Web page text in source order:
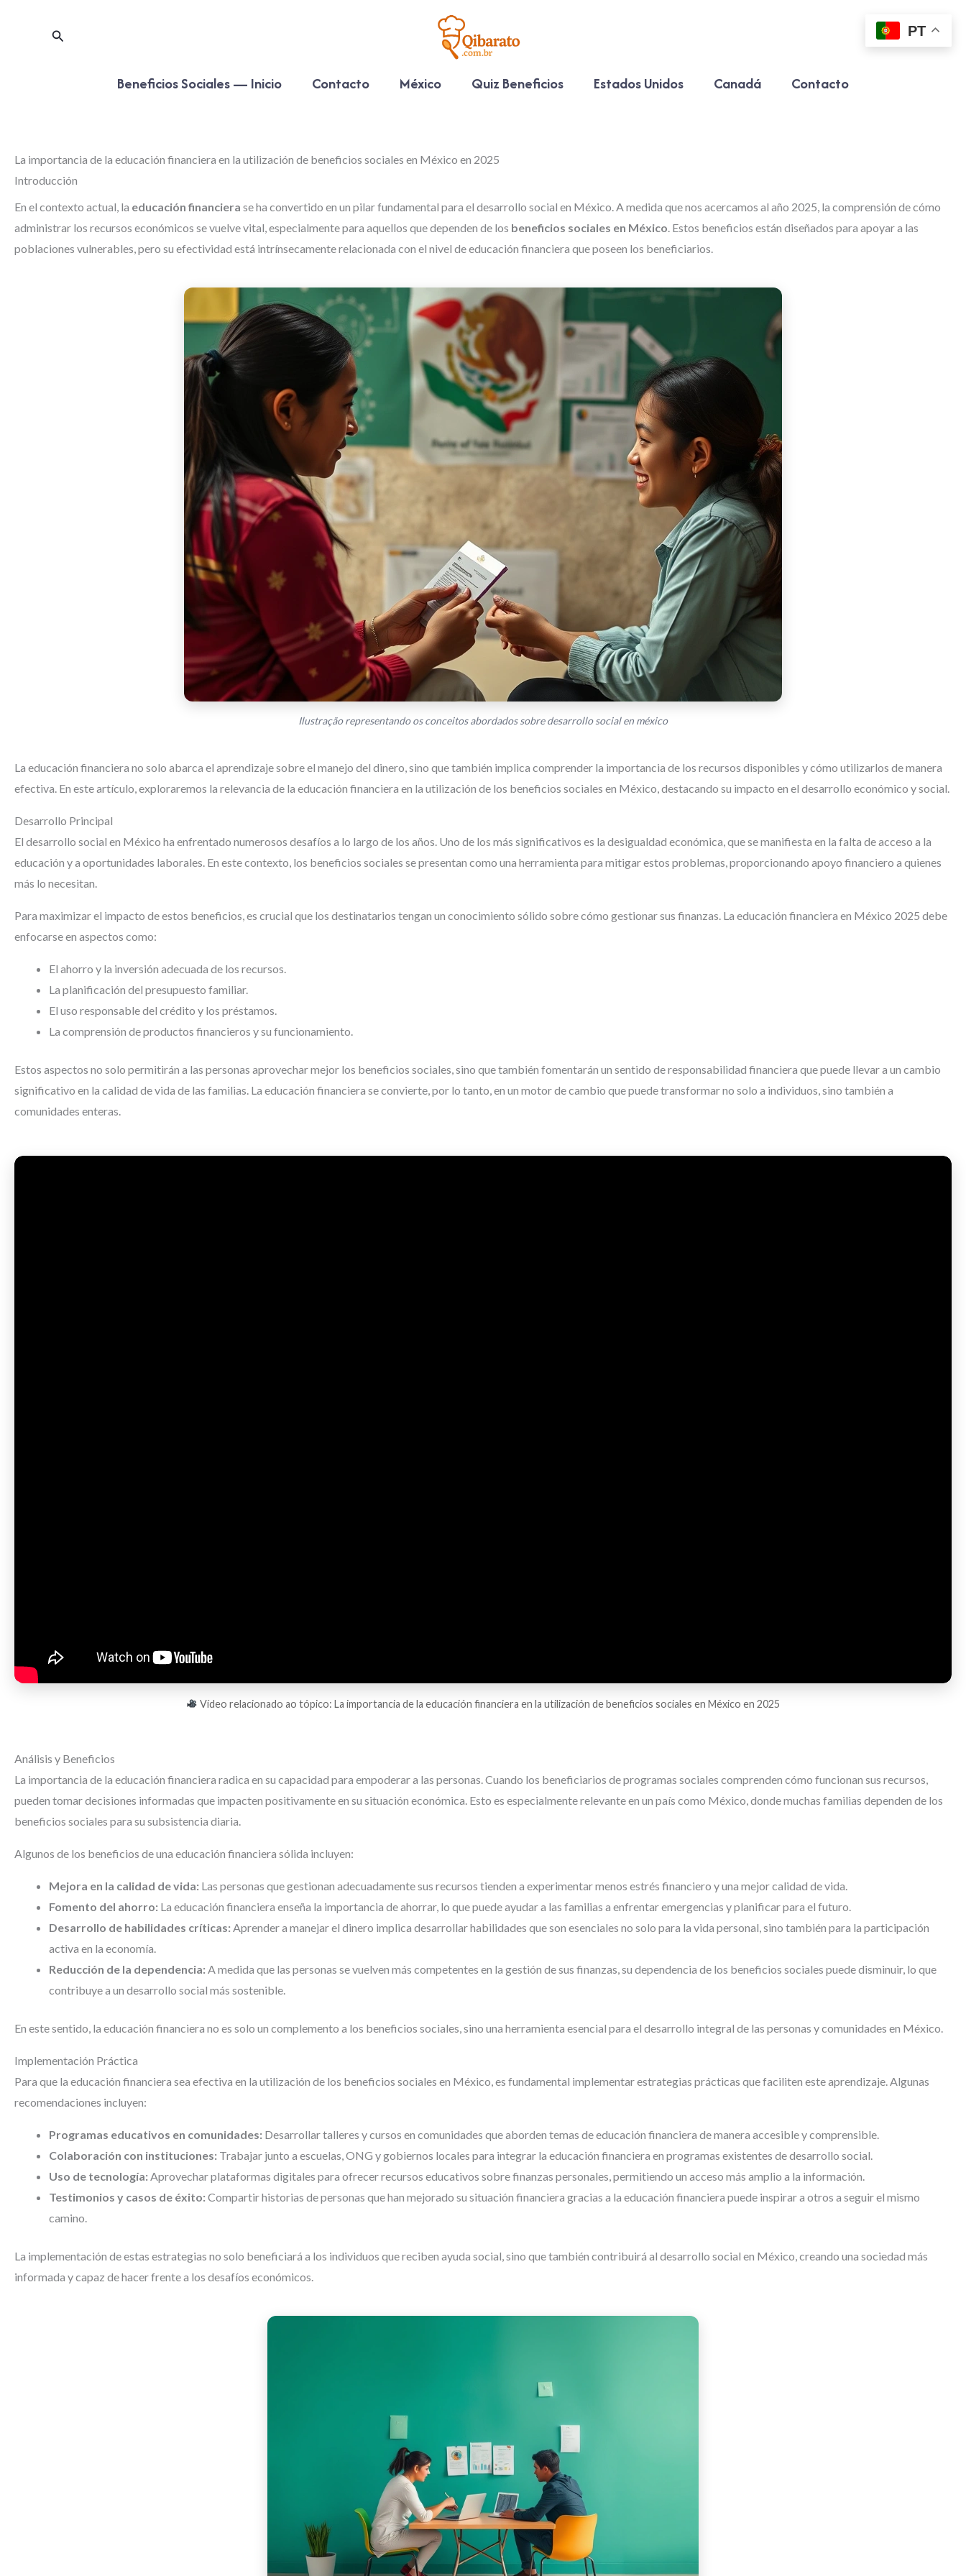
Pesquisar
Beneficios Sociales — Inicio Contacto México Quiz Beneficios Estados Unidos Canadá Contacto
La importancia de la educación financiera en la utilización de beneficios sociales en México en 2025
Introducción
En el contexto actual, la educación financiera se ha convertido en un pilar fundamental para el desarrollo social en México. A medida que nos acercamos al año 2025, la comprensión de cómo
administrar los recursos económicos se vuelve vital, especialmente para aquellos que dependen de los beneficios sociales en México. Estos beneficios están diseñados para apoyar a las
poblaciones vulnerables, pero su efectividad está intrínsecamente relacionada con el nivel de educación financiera que poseen los beneficiarios.
Ilustração representando os conceitos abordados sobre desarrollo social en méxico
La educación financiera no solo abarca el aprendizaje sobre el manejo del dinero, sino que también implica comprender la importancia de los recursos disponibles y cómo utilizarlos de manera
efectiva. En este artículo, exploraremos la relevancia de la educación financiera en la utilización de los beneficios sociales en México, destacando su impacto en el desarrollo económico y social.
Desarrollo Principal
El desarrollo social en México ha enfrentado numerosos desafíos a lo largo de los años. Uno de los más significativos es la desigualdad económica, que se manifiesta en la falta de acceso a la
educación y a oportunidades laborales. En este contexto, los beneficios sociales se presentan como una herramienta para mitigar estos problemas, proporcionando apoyo financiero a quienes
más lo necesitan.
Para maximizar el impacto de estos beneficios, es crucial que los destinatarios tengan un conocimiento sólido sobre cómo gestionar sus finanzas. La educación financiera en México 2025 debe
enfocarse en aspectos como:
El ahorro y la inversión adecuada de los recursos.
La planificación del presupuesto familiar.
El uso responsable del crédito y los préstamos.
La comprensión de productos financieros y su funcionamiento.
Estos aspectos no solo permitirán a las personas aprovechar mejor los beneficios sociales, sino que también fomentarán un sentido de responsabilidad financiera que puede llevar a un cambio
significativo en la calidad de vida de las familias. La educación financiera se convierte, por lo tanto, en un motor de cambio que puede transformar no solo a individuos, sino también a
comunidades enteras.
Vídeo relacionado ao tópico: La importancia de la educación financiera en la utilización de beneficios sociales en México en 2025
Análisis y Beneficios
La importancia de la educación financiera radica en su capacidad para empoderar a las personas. Cuando los beneficiarios de programas sociales comprenden cómo funcionan sus recursos,
pueden tomar decisiones informadas que impacten positivamente en su situación económica. Esto es especialmente relevante en un país como México, donde muchas familias dependen de los
beneficios sociales para su subsistencia diaria.
Algunos de los beneficios de una educación financiera sólida incluyen:
Mejora en la calidad de vida: Las personas que gestionan adecuadamente sus recursos tienden a experimentar menos estrés financiero y una mejor calidad de vida.
Fomento del ahorro: La educación financiera enseña la importancia de ahorrar, lo que puede ayudar a las familias a enfrentar emergencias y planificar para el futuro.
Desarrollo de habilidades críticas: Aprender a manejar el dinero implica desarrollar habilidades que son esenciales no solo para la vida personal, sino también para la participación
activa en la economía.
Reducción de la dependencia: A medida que las personas se vuelven más competentes en la gestión de sus finanzas, su dependencia de los beneficios sociales puede disminuir, lo que
contribuye a un desarrollo social más sostenible.
En este sentido, la educación financiera no es solo un complemento a los beneficios sociales, sino una herramienta esencial para el desarrollo integral de las personas y comunidades en México.
Implementación Práctica
Para que la educación financiera sea efectiva en la utilización de los beneficios sociales en México, es fundamental implementar estrategias prácticas que faciliten este aprendizaje. Algunas
recomendaciones incluyen:
Programas educativos en comunidades: Desarrollar talleres y cursos en comunidades que aborden temas de educación financiera de manera accesible y comprensible.
Colaboración con instituciones: Trabajar junto a escuelas, ONG y gobiernos locales para integrar la educación financiera en programas existentes de desarrollo social.
Uso de tecnología: Aprovechar plataformas digitales para ofrecer recursos educativos sobre finanzas personales, permitiendo un acceso más amplio a la información.
Testimonios y casos de éxito: Compartir historias de personas que han mejorado su situación financiera gracias a la educación financiera puede inspirar a otros a seguir el mismo
camino.
La implementación de estas estrategias no solo beneficiará a los individuos que reciben ayuda social, sino que también contribuirá al desarrollo social en México, creando una sociedad más
informada y capaz de hacer frente a los desafíos económicos.
PT